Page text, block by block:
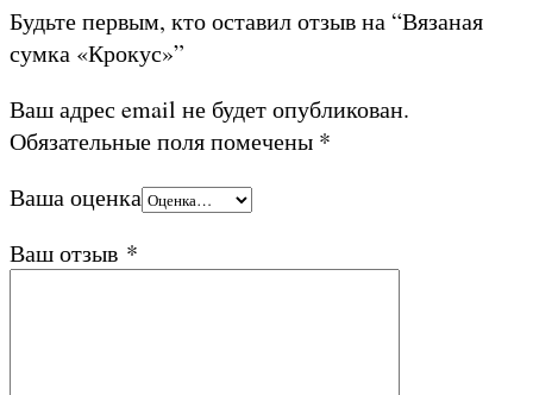
Будьте первым, кто оставил отзыв на “Вязаная
сумка «Крокус»”
Ваш адрес email не будет опубликован.
Обязательные поля помечены *
Ваша оценка
Ваш отзыв *